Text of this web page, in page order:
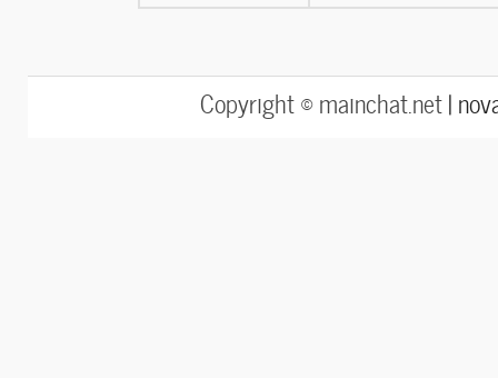
Copyright © mainchat.net |